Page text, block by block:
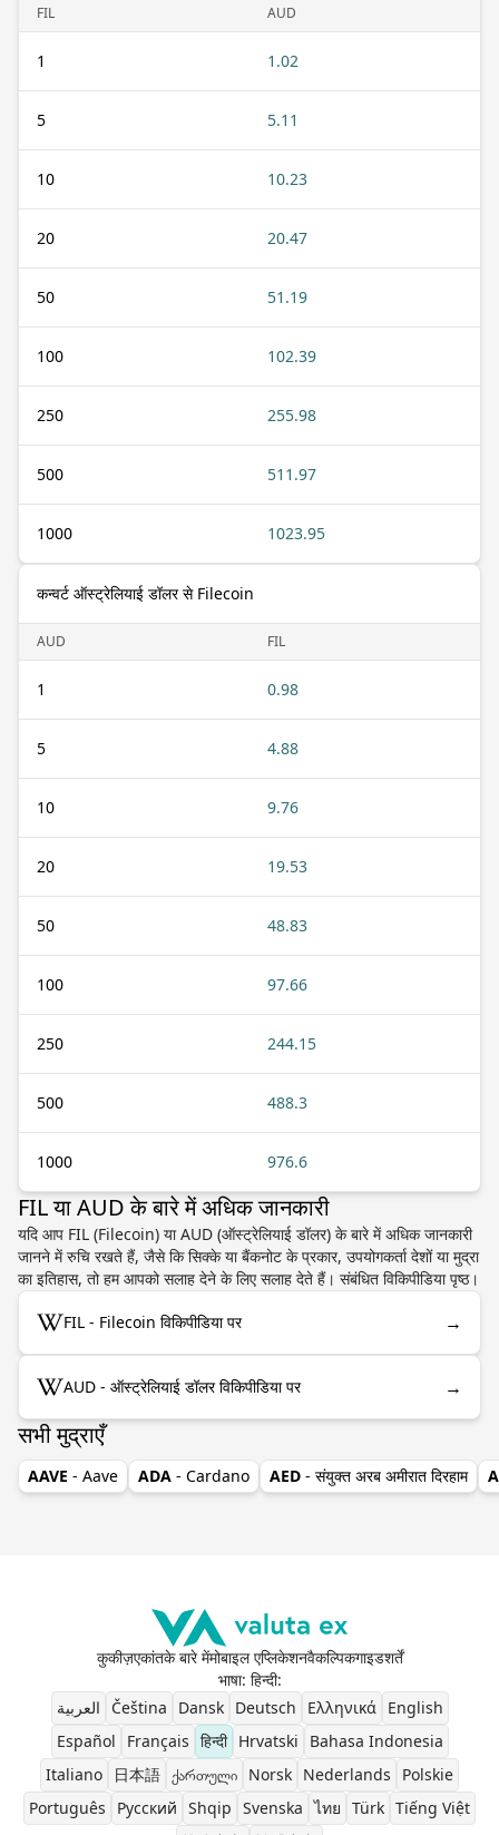
FIL AUD
1 1.02
5 5.11
10 10.23
20 20.47
50 51.19
100 102.39
250 255.98
500 511.97
1000 1023.95
कन्वर्ट ऑस्ट्रेलियाई डॉलर से Filecoin
AUD FIL
1 0.98
5 4.88
10 9.76
20 19.53
50 48.83
100 97.66
250 244.15
500 488.3
1000 976.6
FIL या AUD के बारे में अधिक जानकारी
यदि आप FIL (Filecoin) या AUD (ऑस्ट्रेलियाई डॉलर) के बारे में अधिक जानकारी
जानने में रुचि रखते हैं, जैसे कि सिक्के या बैंकनोट के प्रकार, उपयोगकर्ता देशों या मुद्रा
का इतिहास, तो हम आपको सलाह देने के लिए सलाह देते हैं। संबंधित विकिपीडिया पृष्ठ।
FIL - Filecoin विकिपीडिया पर →
AUD - ऑस्ट्रेलियाई डॉलर विकिपीडिया पर →
सभी मुद्राएँ
AAVE - Aave ADA - Cardano AED - संयुक्त अरब अमीरात दिरहाम
कुकीज़एकांतके बारे मेंमोबाइल एप्लिकेशनवैकल्पिकगाइडशर्तें
भाषा: हिन्दी:
العربية
Čeština Dansk Deutsch Ελληνικά
English
Español
Français हिन्दी Hrvatski
Bahasa Indonesia
Italiano
日本語 ქართული Norsk Nederlands
Polskie
Português
Pусский Shqip Svenska ไทย Türk Tiếng Việt